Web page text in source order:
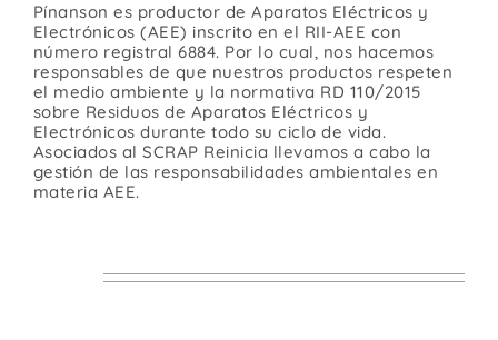
Pínanson es productor de Aparatos Eléctricos y
Electrónicos (AEE) inscrito en el RII-AEE con
número registral 6884. Por lo cual, nos hacemos
responsables de que nuestros productos respeten
el medio ambiente y la normativa RD 110/2015
sobre Residuos de Aparatos Eléctricos y
Electrónicos durante todo su ciclo de vida.
Asociados al SCRAP Reinicia llevamos a cabo la
gestión de las responsabilidades ambientales en
materia AEE.